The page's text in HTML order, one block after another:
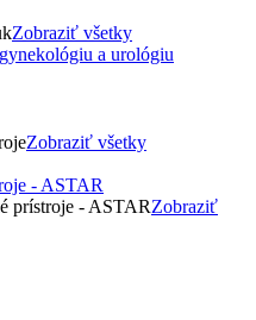
Zobraziť všetky
Zobraziť všetky
- ASTAR
prístroje - ASTARZobraziť